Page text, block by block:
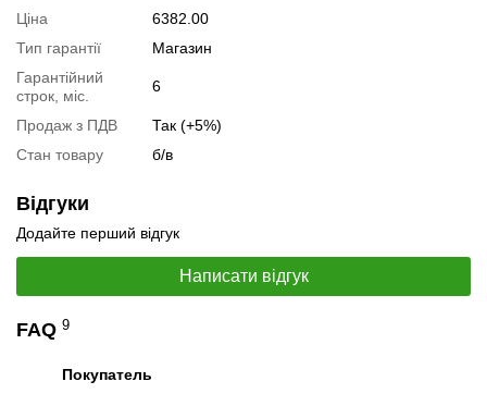
📧Запит оптової ціни
Слідкувати в Instagram
Слідкувати на Facebook
Ціна
6382.00
Тип гарантії
Магазин
Гарантійний
строк, міс.
6
Продаж з ПДВ
Так (+5%)
Стан товару
б/в
Відгуки
Додайте перший відгук
Написати відгук
FAQ 9
Покупатель